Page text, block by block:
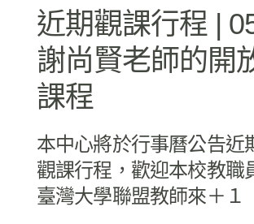
近期觀課行程 |
謝尚賢老師的開
課程
本中心將於行事曆公告近
觀課行程，歡迎本校教職
臺灣大學聯盟教師來＋１